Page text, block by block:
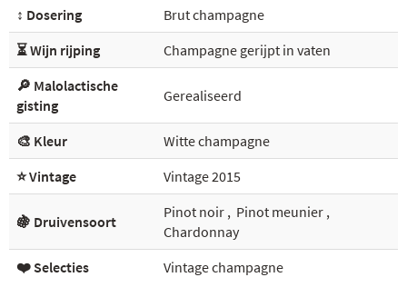
↕️ Dosering
Brut champagne
⏳ Wijn rijping
Champagne gerijpt in vaten
🔎 Malolactische
gisting
Gerealiseerd
🎨 Kleur
Witte champagne
⭐ Vintage
Vintage 2015
🍇 Druivensoort
Pinot noir , Pinot meunier ,
Chardonnay
❤️ Selecties
Vintage champagne